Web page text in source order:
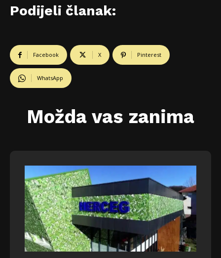
Podijeli članak:
Facebook X Pinterest
WhatsApp
Možda vas zanima